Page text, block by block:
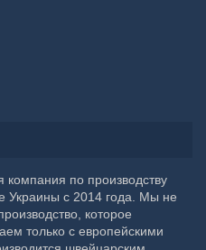
по производству
Украины с 2014 года. Мы не
которое
только с европейскими